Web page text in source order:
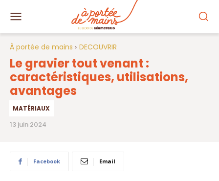
À portée de mains DECOUVRIR
Le gravier tout venant :
caractéristiques, utilisations,
avantages
MATÉRIAUX
13 juin 2024
Facebook Email